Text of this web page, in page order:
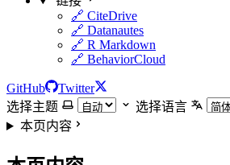
🔗 CiteDrive
🔗 Datanautes
🔗 R Markdown
🔗 BehaviorCloud
GitHub
Twitter
选择主题
选择语言
本页内容